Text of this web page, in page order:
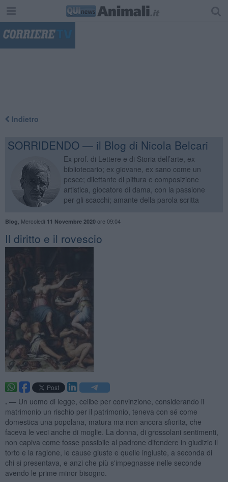
Indietro
SORRIDENDO — il Blog di Nicola Belcari
Ex prof. di Lettere e di Storia dell’arte, ex
bibliotecario; ex giovane, ex sano come un
pesce; dilettante di pittura e composizione
artistica, giocatore di dama, con la passione
per gli scacchi; amante della parola scritta
Blog Mercoledì 11 Novembre 2020ore 09:04
Il diritto e il rovescio
. — Un uomo di legge, celibe per convinzione, considerando il
matrimonio un rischio per il patrimonio, teneva con sé come
domestica una popolana, matura ma non ancora sfiorita, che
faceva le veci anche di moglie. La donna, di grossolani sentimenti,
non capiva come fosse possibile al padrone difendere in giudizio il
torto e la ragione, le cause giuste e quelle ingiuste, a seconda di
chi si presentava, e anzi che più s'impegnasse nelle seconde
avendo le prime minor bisogno.